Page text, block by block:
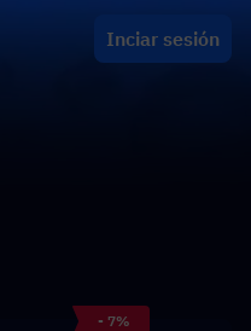
Inciar sesión
- 7%